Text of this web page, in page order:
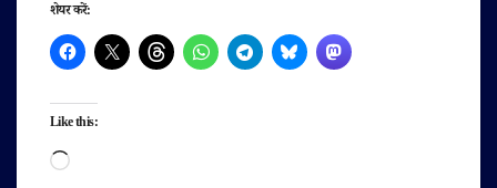
शेयर करें:
Like this:
Loading…